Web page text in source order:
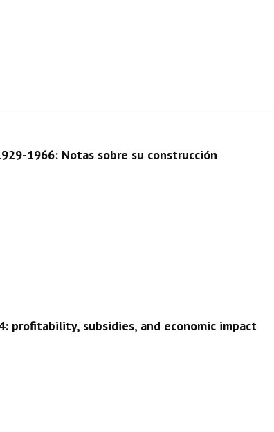
1966: Notas sobre su construcción
profitability, subsidies, and economic impact